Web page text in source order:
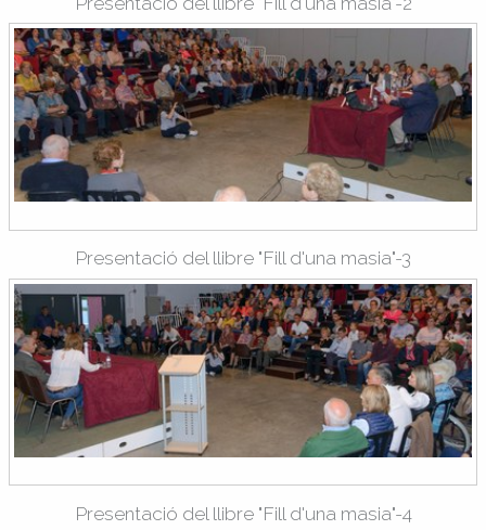
Presentació del llibre "Fill d'una masia"-3
Presentació del llibre "Fill d'una masia"-4